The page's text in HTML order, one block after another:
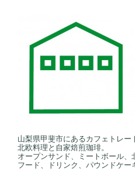
山梨県甲斐市にあるカフェトレー
北欧料理と自家焙煎珈琲。
オープンサンド、ミートボール、
フード、ドリンク、パウンドケー